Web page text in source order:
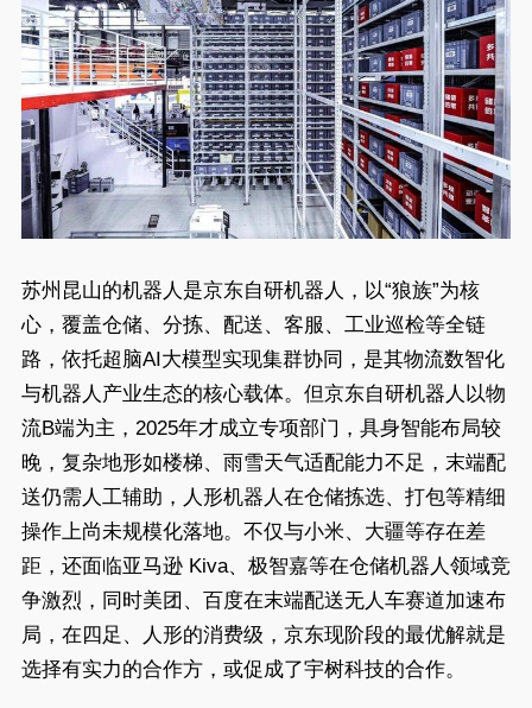
苏州昆山的机器人是京东自研机器人，以“狼族”为核
心，覆盖仓储、分拣、配送、客服、工业巡检等全链
路，依托超脑AI大模型实现集群协同，是其物流数智化
与机器人产业生态的核心载体。但京东自研机器人以物
流B端为主，2025年才成立专项部门，具身智能布局较
晚，复杂地形如楼梯、雨雪天气适配能力不足，末端配
送仍需人工辅助，人形机器人在仓储拣选、打包等精细
操作上尚未规模化落地。不仅与小米、大疆等存在差
距，还面临亚马逊 Kiva、极智嘉等在仓储机器人领域竞
争激烈，同时美团、百度在末端配送无人车赛道加速布
局，在四足、人形的消费级，京东现阶段的最优解就是
选择有实力的合作方，或促成了宇树科技的合作。